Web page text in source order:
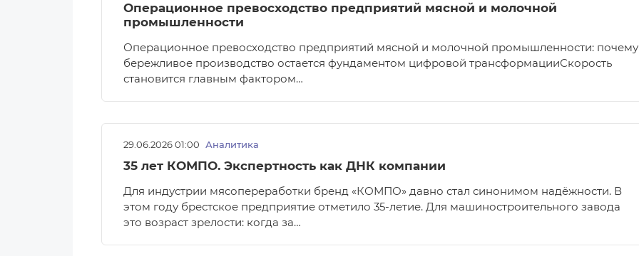
Операционное превосходство предприятий мясной и молочной
промышленности
Операционное превосходство предприятий мясной и молочной промышленности: почему
бережливое производство остается фундаментом цифровой трансформацииСкорость
становится главным фактором…
29.06.2026 01:00 Аналитика
35 лет КОМПО. Экспертность как ДНК компании
Для индустрии мясопереработки бренд «КОМПО» давно стал синонимом надёжности. В
этом году брестское предприятие отметило 35-летие. Для машиностроительного завода
это возраст зрелости: когда за…